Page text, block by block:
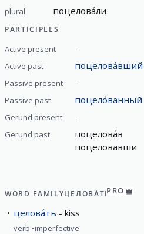
plural поцелова́ли
PARTICIPLES
Active present -
Active past поцелова́вший
Passive present -
Passive past поцело́ванный
Gerund present -
Gerund past
поцелова́в
поцеловавши
WORD FAMILYЦЕЛОВА́ТЬPRO
целова́ть kiss
verb imperfective